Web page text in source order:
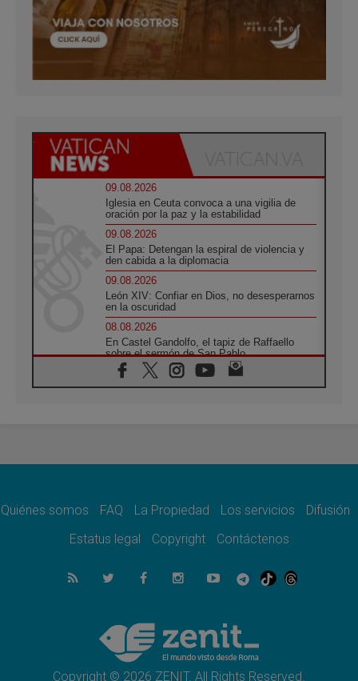
09.08.2026
Iglesia en Ceuta convoca a una vigilia de
oración por la paz y la estabilidad
09.08.2026
El Papa: Detengan la espiral de violencia y
den cabida a la diplomacia
09.08.2026
León XIV: Confiar en Dios, no desesperarnos
en la oscuridad
08.08.2026
En Castel Gandolfo, el tapiz de Raffaello
sobre el sermón de San Pablo
08.08.2026
En Colombia, «la paz no se compra con una
08.08.2026
08.08.2026
del Buen Consejo de Genazzano
Filipinas: el Vicariato Apostólico de Calapán
se convierte en diócesis
Honduras: Los desplazados invisibles de una
crisis olvidada
Quiénes somos FAQ La Propiedad Los servicios
Difusión
Estatus legal
Copyright Contáctenos
Copyright © 2026 ZENIT. All Rights Reserved.